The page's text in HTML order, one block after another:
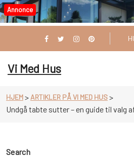
Videre
til
Annonce
Vi Med Hus
HJEM> ARTIKLER PÅ VI MED HUS>
Undgå tabte sutter – en guide til valg
Search